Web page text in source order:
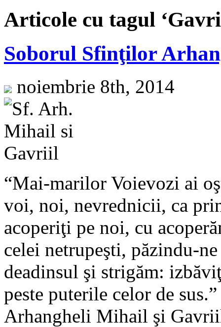
Articole cu tagul
Soborul Sfinţilor
noiembrie 8th, 2014
“Mai-marilor Voievozi ai
voi, noi, nevrednicii, ca
acoperiţi pe noi, cu
celei netrupeşti, păzindu-
deadinsul şi strigăm:
peste puterile celor de
Arhangheli Mihail şi